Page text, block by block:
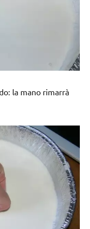
la mano rimarrà